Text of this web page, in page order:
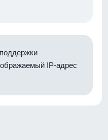
IP-адрес